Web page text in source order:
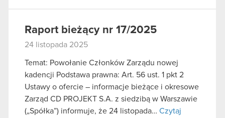
Raport bieżący nr 17/2025
24 listopada 2025
Temat: Powołanie Członków Zarządu nowej
kadencji Podstawa prawna: Art. 56 ust. 1 pkt 2
Ustawy o ofercie – informacje bieżące i okresowe
Zarząd CD PROJEKT S.A. z siedzibą w Warszawie
(„Spółka”) informuje, że 24 listopada… Czytaj